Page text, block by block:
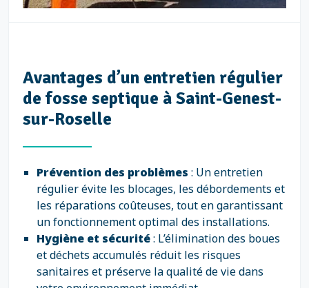
Avantages d’un entretien régulier
de fosse septique à Saint-Genest-
sur-Roselle
Prévention des problèmes : Un entretien
régulier évite les blocages, les débordements et
les réparations coûteuses, tout en garantissant
un fonctionnement optimal des installations.
Hygiène et sécurité: L’élimination des boues
et déchets accumulés réduit les risques
sanitaires et préserve la qualité de vie dans